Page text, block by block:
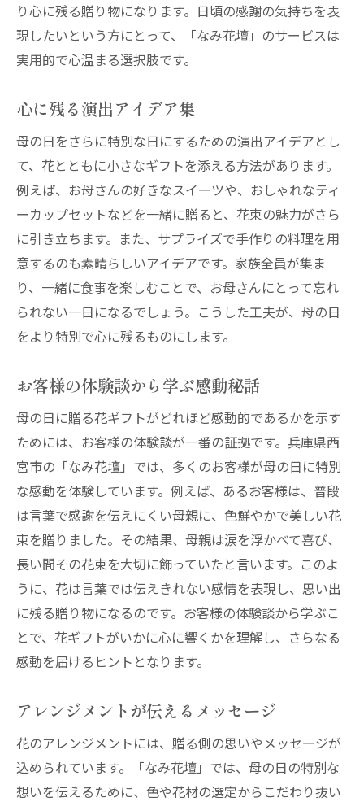
り心に残る贈り物になります。日頃の感謝の気持ちを表
現したいという方にとって、「なみ花壇」のサービスは
実用的で心温まる選択肢です。
心に残る演出アイデア集
母の日をさらに特別な日にするための演出アイデアとし
て、花とともに小さなギフトを添える方法があります。
例えば、お母さんの好きなスイーツや、おしゃれなティ
ーカップセットなどを一緒に贈ると、花束の魅力がさら
に引き立ちます。また、サプライズで手作りの料理を用
意するのも素晴らしいアイデアです。家族全員が集ま
り、一緒に食事を楽しむことで、お母さんにとって忘れ
られない一日になるでしょう。こうした工夫が、母の日
をより特別で心に残るものにします。
お客様の体験談から学ぶ感動秘話
母の日に贈る花ギフトがどれほど感動的であるかを示す
ためには、お客様の体験談が一番の証拠です。兵庫県西
宮市の「なみ花壇」では、多くのお客様が母の日に特別
な感動を体験しています。例えば、あるお客様は、普段
は言葉で感謝を伝えにくい母親に、色鮮やかで美しい花
束を贈りました。その結果、母親は涙を浮かべて喜び、
長い間その花束を大切に飾っていたと言います。このよ
うに、花は言葉では伝えきれない感情を表現し、思い出
に残る贈り物になるのです。お客様の体験談から学ぶこ
とで、花ギフトがいかに心に響くかを理解し、さらなる
感動を届けるヒントとなります。
アレンジメントが伝えるメッセージ
花のアレンジメントには、贈る側の思いやメッセージが
込められています。「なみ花壇」では、母の日の特別な
想いを伝えるために、色や花材の選定からこだわり抜い